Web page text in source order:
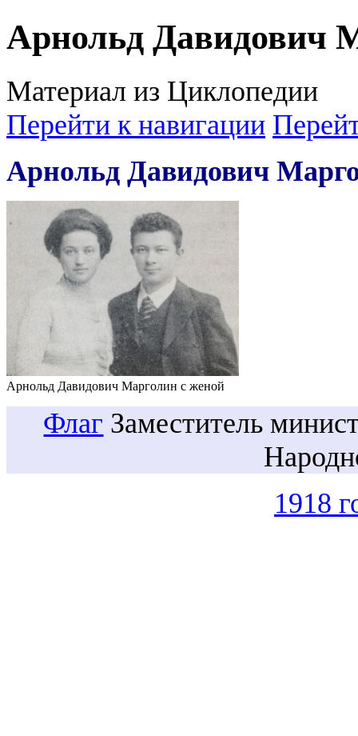
Арнольд Давидович
Материал из Циклопедии
Перейти к навигации
Арнольд Давидович
Арнольд Давидович Марголин с женой
Флаг Заместитель
1918